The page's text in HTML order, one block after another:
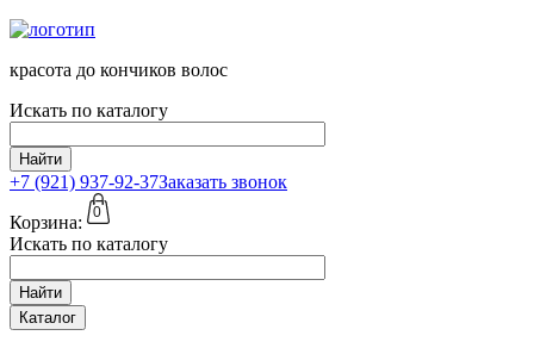
красота до кончиков волос
Искать по каталогу
Найти
+7 (921) 937-92-37Заказать звонок
Корзина:
0
Искать по каталогу
Найти
Каталог